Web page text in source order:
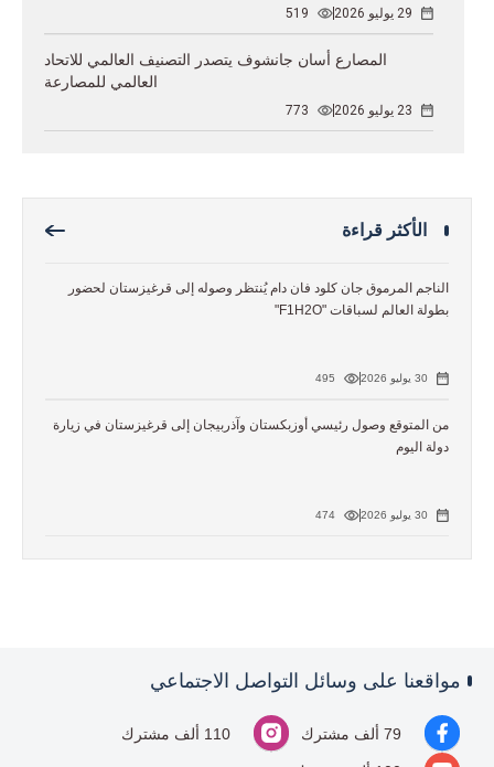
29 يوليو 2026 519
المصارع أسان جانشوف يتصدر التصنيف العالمي للاتحاد
العالمي للمصارعة
23 يوليو 2026 773
الأكثر قراءة
الناجم المرموق جان كلود فان دام يُنتظر وصوله إلى قرغيزستان لحضور
بطولة العالم لسباقات "F1H2O"
30 يوليو 2026 495
من المتوقع وصول رئيسي أوزبكستان وآذربيجان إلى قرغيزستان في زيارة
دولة اليوم
30 يوليو 2026 474
مواقعنا على وسائل التواصل الاجتماعي
79 ألف مشترك 110 ألف مشترك